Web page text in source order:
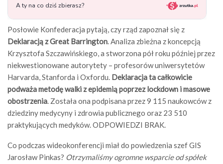
Posłowie Konfederacja pytają, czy rząd zapoznał się z
Deklaracją z Great Barrington. Analiza zbieżna z koncepcją
Krzysztofa Szczawińskiego, a stworzona pół roku później przez
niekwestionowane autorytety – profesorów uniwersytetów
Harvarda, Stanforda i Oxfordu. Deklaracja ta całkowicie
podważa metodę walki z epidemią poprzez lockdown i masowe
obostrzenia. Została ona podpisana przez 9 115 naukowców z
dziedziny medycyny i zdrowia publicznego oraz 23 510
praktykujących medyków. ODPOWIEDZI BRAK.
Co podczas wideokonferencji miał do powiedzenia szef GIS
Jarosław Pinkas? Otrzymaliśmy ogromne wsparcie od spółek